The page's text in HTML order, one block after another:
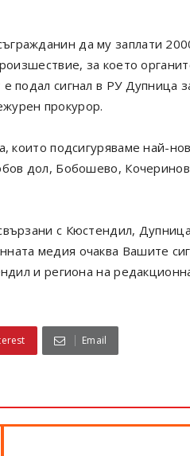
да му заплати
за което
подал сигнал в РУ Дупница
прокурор.
които подсигуряваме най-
дол, Бобошево,
с Кюстендил,
медия очаква Вашите
и региона на
Email